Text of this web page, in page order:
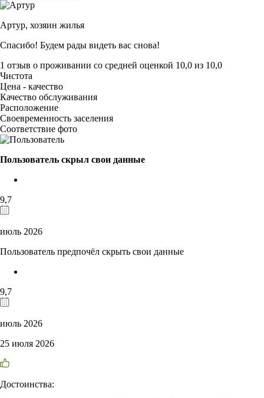
Артур, хозяин жилья
Спасибо! Будем рады видеть вас снова!
1 отзыв о проживании со средней оценкой 10,0 из 10,0
Чистота
Цена - качество
Качество обслуживания
Расположение
Своевременность заселения
Соответствие фото
Пользователь скрыл свои данные
9,7
июль 2026
Пользователь предпочёл скрыть свои данные
9,7
июль 2026
25 июля 2026
Достоинства: